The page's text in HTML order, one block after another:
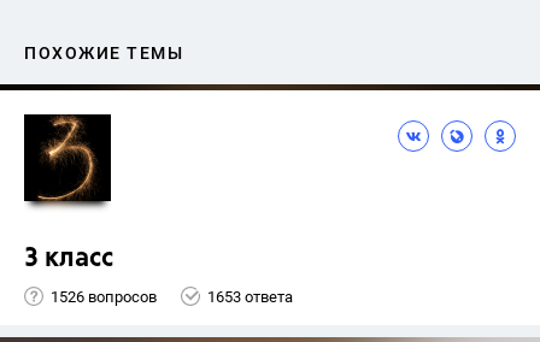
ПОХОЖИЕ ТЕМЫ
3 класс
1526 вопросов 1653 ответа